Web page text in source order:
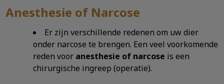
Anesthesie of Narcose
Er zijn verschillende redenen om uw dier
onder narcose te brengen. Een veel voorkomende
reden voor anesthesie of narcose is een
chirurgische ingreep (operatie).